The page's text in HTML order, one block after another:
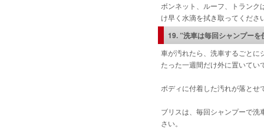
ボンネット、ルーフ、トラン
け早く水滴を拭き取ってくださ
19. ”洗車は毎回シャンプーを
車が汚れたら、洗車するごとに
たった一週間だけ外に置いて
ボディに付着した汚れが落と
ブリスは、毎回シャンプーで
さい。